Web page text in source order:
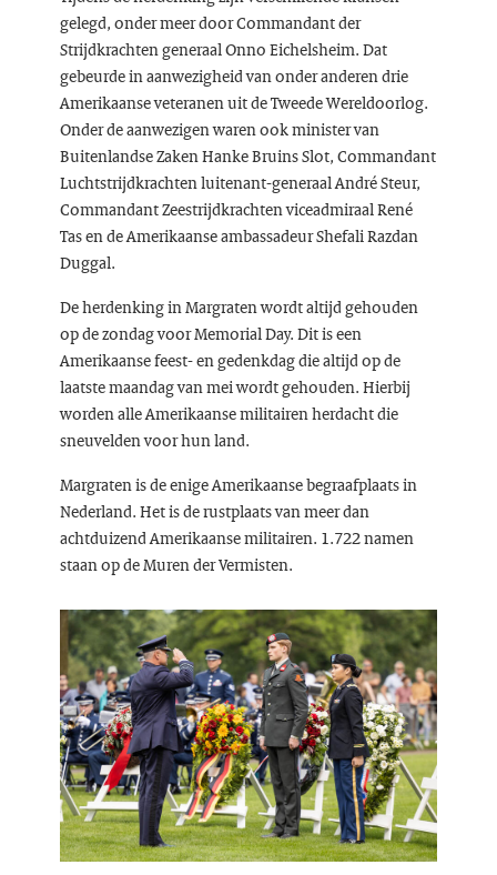
gelegd, onder meer door Commandant der
Strijdkrachten generaal Onno Eichelsheim. Dat
gebeurde in aanwezigheid van onder anderen drie
Amerikaanse veteranen uit de Tweede Wereldoorlog.
Onder de aanwezigen waren ook minister van
Buitenlandse Zaken Hanke Bruins Slot, Commandant
Luchtstrijdkrachten luitenant-generaal André Steur,
Commandant Zeestrijdkrachten viceadmiraal René
Tas en de Amerikaanse ambassadeur Shefali Razdan
Duggal.
De herdenking in Margraten wordt altijd gehouden
op de zondag voor Memorial Day. Dit is een
Amerikaanse feest- en gedenkdag die altijd op de
laatste maandag van mei wordt gehouden. Hierbij
worden alle Amerikaanse militairen herdacht die
sneuvelden voor hun land.
Margraten is de enige Amerikaanse begraafplaats in
Nederland. Het is de rustplaats van meer dan
achtduizend Amerikaanse militairen. 1.722 namen
staan op de Muren der Vermisten.